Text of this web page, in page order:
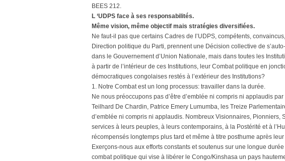
BEES 212.
L ‘UDPS face à ses responsabilités.
Même vision, même objectif mais stratégies diversifiées.
Ne faut-il pas que certains Cadres de I’UDPS, compétents,
Direction politique du Parti, prennent une Décision collective de
dans le Gouvernement d’Union Nationale, mais dans toutes les
à partir de l’intérieur de ces Institutions, leur Combat politique en
démocratiques congolaises restés à l’extérieur des Institutions?
1. Notre Combat est un long processus: travailler dans la durée.
Ne nous préoccupons pas d’être d’emblée ni compris ni applaudis
Teilhard De Chardin, Patrice Emery Lumumba, les Treize
d’emblée ni compris ni applaudis. Nombreux Visionnaires, Pionniers,
services à leurs peuples, à leurs contemporains, à la Postérité et à
récompensés longtemps plus tard et même à titre posthume après leur
Exerçons-nous aux efforts constants et soutenus sur une longue
combat politique qui vise à libérer le Congo/Kinshasa un pays